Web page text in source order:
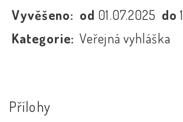
Vyvěšeno: od 01.07.2025 do
Kategorie: Veřejná vyhláška
Přílohy